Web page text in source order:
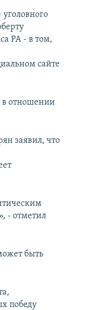
РА - в том,
сайте
в отношении
заявил, что
- отметил
быть
победу